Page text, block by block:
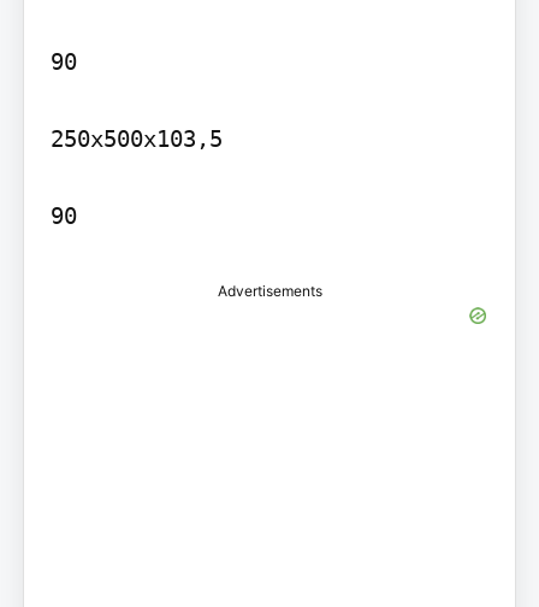
90
250x500x103,5
90
Advertisements